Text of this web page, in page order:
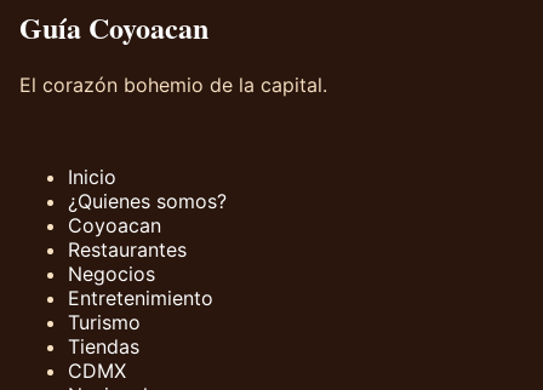
Guía Coyoacan
El corazón bohemio de la capital.
Inicio
¿Quienes somos?
Coyoacan
Restaurantes
Negocios
Entretenimiento
Turismo
Tiendas
CDMX